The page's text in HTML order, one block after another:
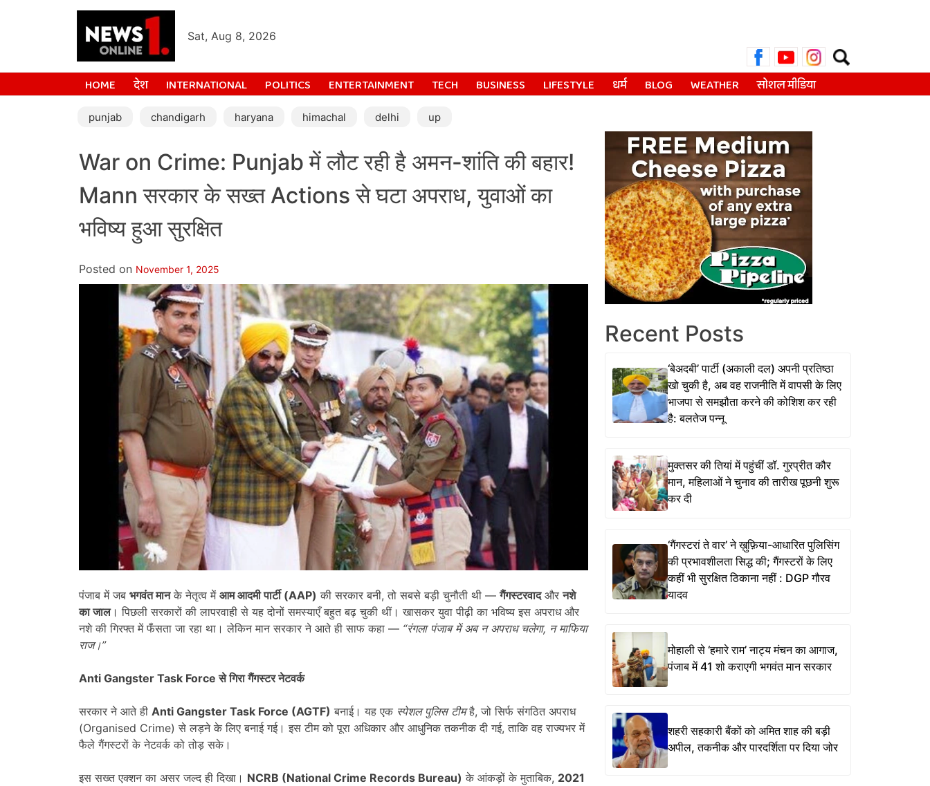
Sat, Aug 8, 2026
Search
for:
HOME देश INTERNATIONAL POLITICS ENTERTAINMENT TECH BUSINESS LIFESTYLE धर्म BLOG WEATHER सोशल मीडिया
punjab chandigarh haryana himachal delhi up
War on Crime: Punjab में लौट रही है अमन-शांति की बहार!
Mann सरकार के सख्त Actions से घटा अपराध, युवाओं का
भविष्य हुआ सुरक्षित
Posted on November 1, 2025
पंजाब में जब भगवंत मानके नेतृत्व में आम आदमी पार्टी (AAP) की सरकार बनी, तो सबसे बड़ी चुनौती थी —गैंगस्टरवादऔरनशे
का जाल। पिछली सरकारों की लापरवाही से यह दोनों समस्याएँ बहुत बढ़ चुकी थीं। खासकर युवा पीढ़ी का भविष्य इस अपराध और
नशे की गिरफ्त में फँसता जा रहा था। लेकिन मान सरकार ने आते ही साफ कहा — “रंगला पंजाब में अब न अपराध चलेगा, न माफिया
राज।”
Anti Gangster Task Forceसे गिरा गैंगस्टर नेटवर्क
सरकार ने आते ही Anti Gangster Task Force (AGTF) बनाई। यह एक स्पेशल पुलिस टीमहै, जो सिर्फ संगठित अपराध
(Organised Crime) से लड़ने के लिए बनाई गई। इस टीम को पूरा अधिकार और आधुनिक तकनीक दी गई, ताकि वह राज्यभर में
फैले गैंगस्टरों के नेटवर्क को तोड़ सके।
इस सख्त एक्शन का असर जल्द ही दिखा। NCRB (National Crime Records Bureau) के आंकड़ों के मुताबिक, 2021
Recent Posts
‘बेअदबी’ पार्टी (अकाली दल) अपनी प्रतिष्ठा
खो चुकी है, अब वह राजनीति में वापसी के लिए
भाजपा से समझौता करने की कोशिश कर रही
है: बलतेज पन्नू
मुक्तसर की तियां में पहुंचीं डॉ. गुरप्रीत कौर
मान, महिलाओं ने चुनाव की तारीख पूछनी शुरू
कर दी
‘गैंगस्टरां ते वार’ ने ख़ुफ़िया-आधारित पुलिसिंग
की प्रभावशीलता सिद्ध की; गैंगस्टरों के लिए
कहीं भी सुरक्षित ठिकाना नहीं : DGP गौरव
यादव
मोहाली से ‘हमारे राम’ नाट्य मंचन का आगाज,
पंजाब में 41 शो कराएगी भगवंत मान सरकार
शहरी सहकारी बैंकों को अमित शाह की बड़ी
अपील, तकनीक और पारदर्शिता पर दिया जोर